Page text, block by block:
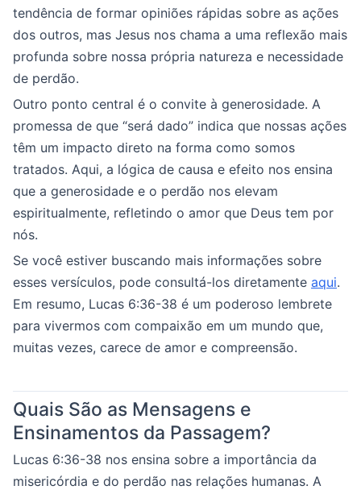
tendência de formar opiniões rápidas sobre as ações
dos outros, mas Jesus nos chama a uma reflexão mais
profunda sobre nossa própria natureza e necessidade
de perdão.
Outro ponto central é o convite à generosidade. A
promessa de que “será dado” indica que nossas ações
têm um impacto direto na forma como somos
tratados. Aqui, a lógica de causa e efeito nos ensina
que a generosidade e o perdão nos elevam
espiritualmente, refletindo o amor que Deus tem por
nós.
Se você estiver buscando mais informações sobre
esses versículos, pode consultá-los diretamente aqui.
Em resumo, Lucas 6:36-38 é um poderoso lembrete
para vivermos com compaixão em um mundo que,
muitas vezes, carece de amor e compreensão.
Quais São as Mensagens e
Ensinamentos da Passagem?
Lucas 6:36-38 nos ensina sobre a importância da
misericórdia e do perdão nas relações humanas. A